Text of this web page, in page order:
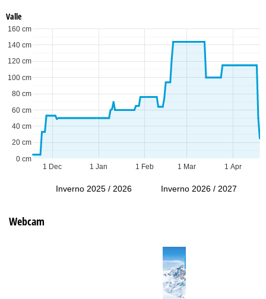
Valle
1 Dec 1 Jan 1 Feb 1 Mar 1 Apr
0 cm
20 cm
40 cm
60 cm
80 cm
100 cm
120 cm
140 cm
160 cm
Inverno 2025 / 2026 Inverno 2026 / 2027
Webcam